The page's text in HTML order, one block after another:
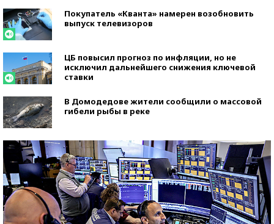
Покупатель «Кванта» намерен возобновить
выпуск телевизоров
ЦБ повысил прогноз по инфляции, но не
исключил дальнейшего снижения ключевой
ставки
В Домодедове жители сообщили о массовой
гибели рыбы в реке